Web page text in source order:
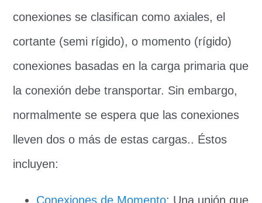
conexiones se clasifican como axiales, el
cortante (semi rígido), o momento (rígido)
conexiones basadas en la carga primaria que
la conexión debe transportar. Sin embargo,
normalmente se espera que las conexiones
lleven dos o más de estas cargas.. Éstos
incluyen:
Conexiones de Momento: Una unión que